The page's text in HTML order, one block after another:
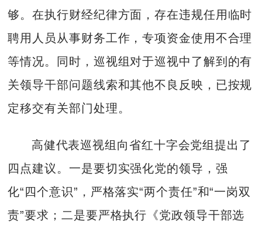
够。在执行财经纪律方面，存在违规任用临时
聘用人员从事财务工作，专项资金使用不合理
等情况。同时，巡视组对于巡视中了解到的有
关领导干部问题线索和其他不良反映，已按规
定移交有关部门处理。
高健代表巡视组向省红十字会党组提出了
四点建议。一是要切实强化党的领导，强
化“四个意识”，严格落实“两个责任”和“一岗双
责”要求；二是要严格执行《党政领导干部选